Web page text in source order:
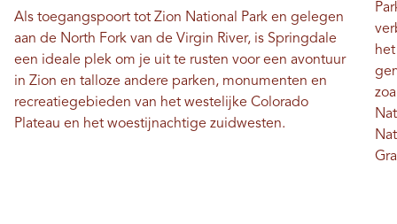
Als toegangspoort tot Zion National Park en gelegen
aan de North Fork van de Virgin River, is Springdale
een ideale plek om je uit te rusten voor een avontuur
in Zion en talloze andere parken, monumenten en
recreatiegebieden van het westelijke Colorado
Plateau en het woestijnachtige zuidwesten.